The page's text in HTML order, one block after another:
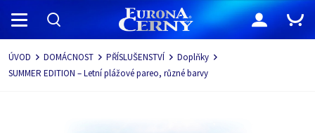
Navigace
ÚVOD DOMÁCNOST PŘÍSLUŠENSTVÍ
Doplňky
SUMMER EDITION – Letní plážové pareo, různé barvy